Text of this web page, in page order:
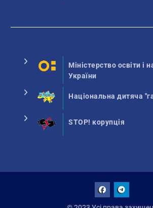
Міністерство освіти і
України
Національна дитяча
STOP! корупція